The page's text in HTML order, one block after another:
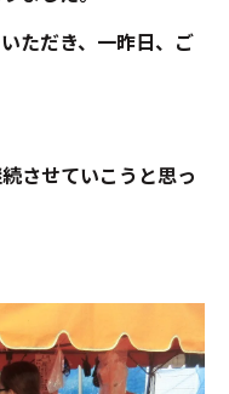
ただき、一昨日、ご
させていこうと思っ